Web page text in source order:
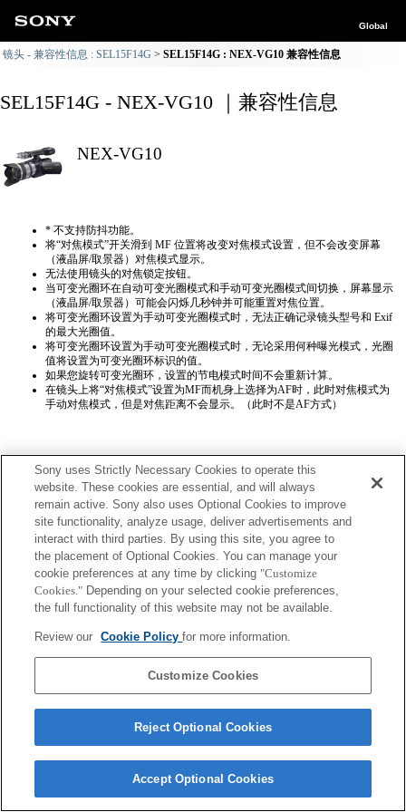
Global
镜头 - 兼容性信息 : SEL15F14G SEL15F14G : NEX-VG10 兼容性信息
SEL15F14G - NEX-VG10 ｜兼容性信息
NEX-VG10
* 不支持防抖功能。
将“对焦模式”开关滑到 MF 位置将改变对焦模式设置，但不会改变屏幕
（液晶屏/取景器）对焦模式显示。
无法使用镜头的对焦锁定按钮。
当可变光圈环在自动可变光圈模式和手动可变光圈模式间切换，屏幕显示
（液晶屏/取景器）可能会闪烁几秒钟并可能重置对焦位置。
将可变光圈环设置为手动可变光圈模式时，无法正确​​记录镜头型号和 Exif
的最大光圈值。
将可变光圈环设置为手动可变光圈模式时，无论采用何种曝光模式，光圈
值将设置为可变光圈环标识的值。
如果您旋转可变光圈环，设置的节电模式时间不会重新计算。
在镜头上将“对焦模式”设置为MF而机身上选择为AF时，此时对焦模式为
手动对焦模式，但是对焦距离不会显示。（此时不是AF方式）
Terms of Use Contact Us
Copyright 2026 Sony Corporation
Sony uses Strictly Necessary Cookies to operate this
website. These cookies are essential, and will always
remain active. Sony also uses Optional Cookies to improve
site functionality, analyze usage, deliver advertisements and
interact with third parties. By using this site, you agree to
the placement of Optional Cookies. You can manage your
cookie preferences at any time by clicking "Customize
Cookies." Depending on your selected cookie preferences,
the full functionality of this website may not be available.
Review our Cookie Policyfor more information.
Customize Cookies
Reject Optional Cookies
Accept Optional Cookies